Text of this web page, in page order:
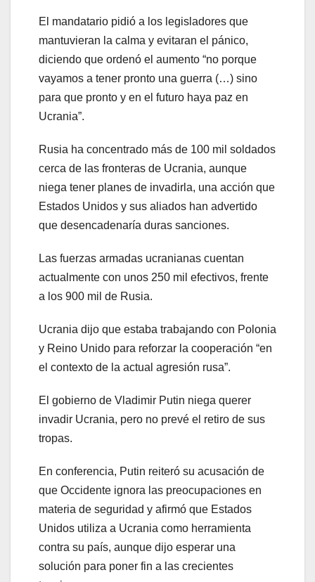
El mandatario pidió a los legisladores que
mantuvieran la calma y evitaran el pánico,
diciendo que ordenó el aumento “no porque
vayamos a tener pronto una guerra (…) sino
para que pronto y en el futuro haya paz en
Ucrania”.
Rusia ha concentrado más de 100 mil soldados
cerca de las fronteras de Ucrania, aunque
niega tener planes de invadirla, una acción que
Estados Unidos y sus aliados han advertido
que desencadenaría duras sanciones.
Las fuerzas armadas ucranianas cuentan
actualmente con unos 250 mil efectivos, frente
a los 900 mil de Rusia.
Ucrania dijo que estaba trabajando con Polonia
y Reino Unido para reforzar la cooperación “en
el contexto de la actual agresión rusa”.
El gobierno de Vladimir Putin niega querer
invadir Ucrania, pero no prevé el retiro de sus
tropas.
En conferencia, Putin reiteró su acusación de
que Occidente ignora las preocupaciones en
materia de seguridad y afirmó que Estados
Unidos utiliza a Ucrania como herramienta
contra su país, aunque dijo esperar una
solución para poner fin a las crecientes